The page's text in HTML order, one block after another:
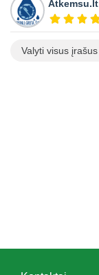
Atkemsu.lt
Valyti visus įrašus